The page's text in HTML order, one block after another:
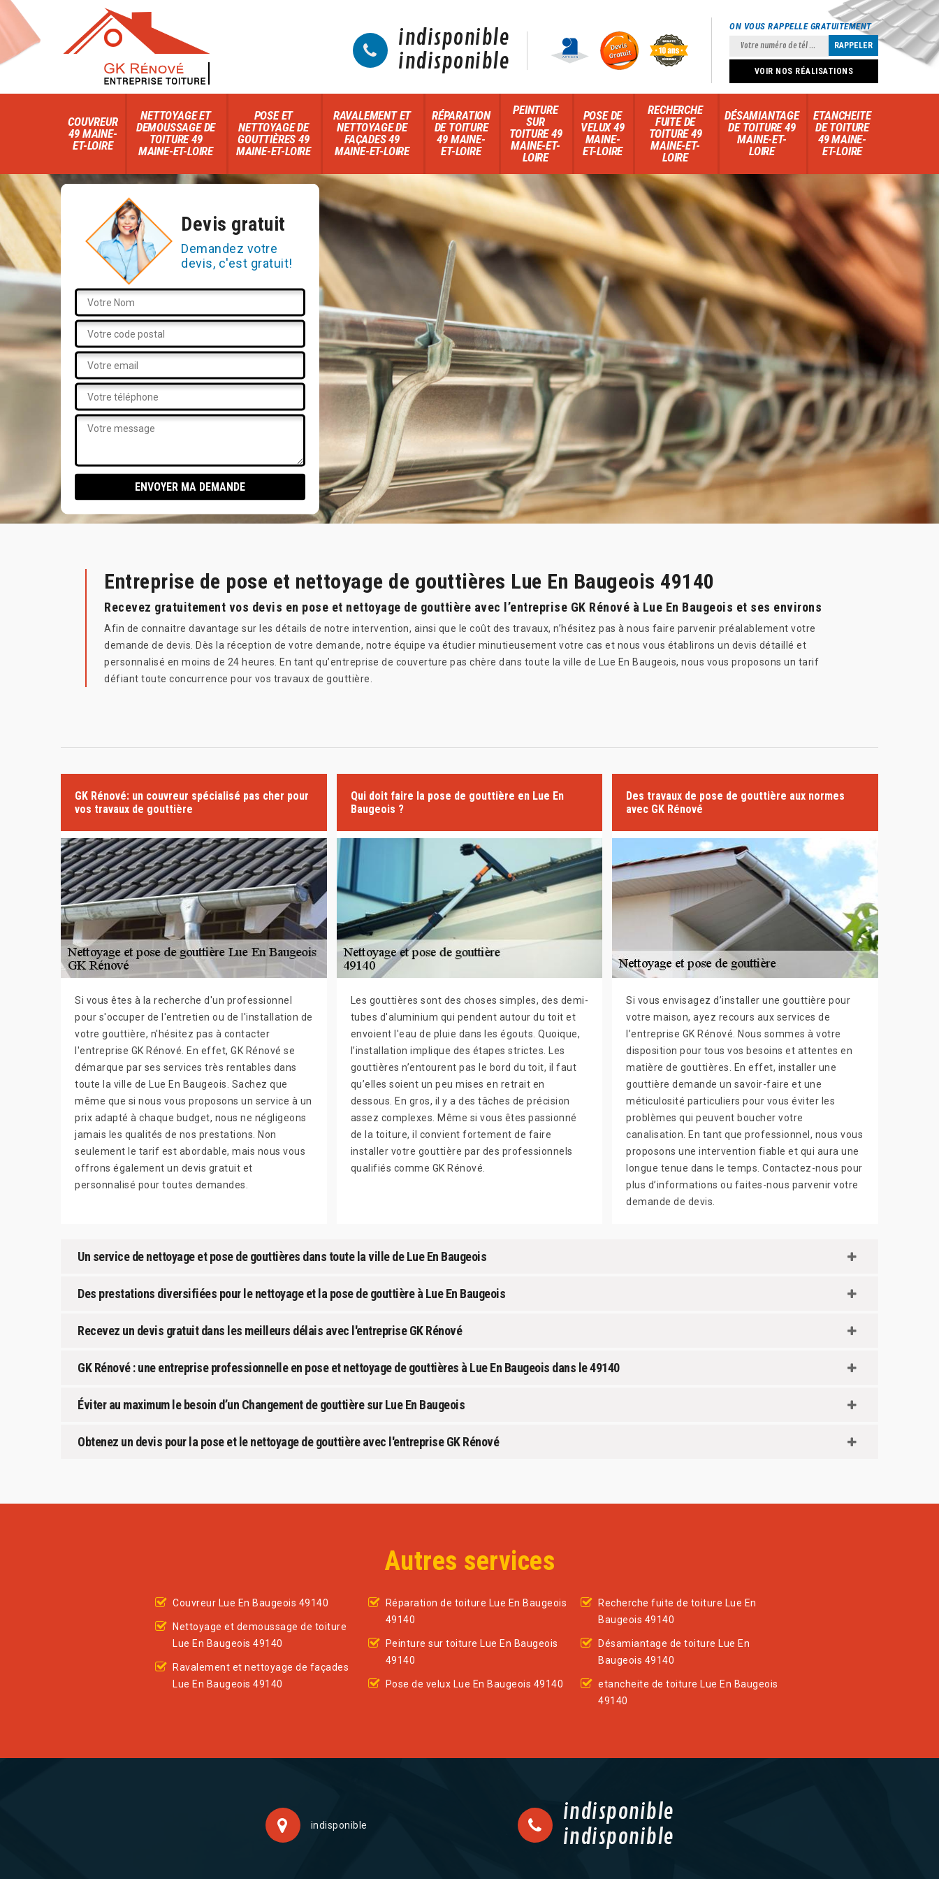
indisponible
indisponible
ON VOUS RAPPELLE GRATUITEMENT
VOIR NOS RÉALISATIONS
COUVREUR
49 MAINE-
ET-LOIRE
NETTOYAGE ET
DEMOUSSAGE DE
TOITURE 49
MAINE-ET-LOIRE
POSE ET
NETTOYAGE DE
GOUTTIÈRES 49
MAINE-ET-LOIRE
RAVALEMENT ET
NETTOYAGE DE
FAÇADES 49
MAINE-ET-LOIRE
RÉPARATION
DE TOITURE
49 MAINE-
ET-LOIRE
PEINTURE
SUR
TOITURE 49
MAINE-ET-
LOIRE
POSE DE
VELUX 49
MAINE-
ET-LOIRE
RECHERCHE
FUITE DE
TOITURE 49
MAINE-ET-
LOIRE
DÉSAMIANTAGE
DE TOITURE 49
MAINE-ET-
LOIRE
ETANCHEITE
DE TOITURE
49 MAINE-
ET-LOIRE
Devis gratuit
Demandez votre
devis, c'est gratuit!
Entreprise de pose et nettoyage de gouttières Lue En Baugeois 49140
Recevez gratuitement vos devis en pose et nettoyage de gouttière avec l’entreprise GK Rénové à Lue En Baugeois et ses environs
Afin de connaitre davantage sur les détails de notre intervention, ainsi que le coût des travaux, n’hésitez pas à nous faire parvenir préalablement votre
demande de devis. Dès la réception de votre demande, notre équipe va étudier minutieusement votre cas et nous vous établirons un devis détaillé et
personnalisé en moins de 24 heures. En tant qu’entreprise de couverture pas chère dans toute la ville de Lue En Baugeois, nous vous proposons un tarif
défiant toute concurrence pour vos travaux de gouttière.
GK Rénové: un couvreur spécialisé pas cher pour
vos travaux de gouttière
Si vous êtes à la recherche d'un professionnel
pour s'occuper de l'entretien ou de l'installation de
votre gouttière, n'hésitez pas à contacter
l'entreprise GK Rénové. En effet, GK Rénové se
démarque par ses services très rentables dans
toute la ville de Lue En Baugeois. Sachez que
même que si nous vous proposons un service à un
prix adapté à chaque budget, nous ne négligeons
jamais les qualités de nos prestations. Non
seulement le tarif est abordable, mais nous vous
offrons également un devis gratuit et
personnalisé pour toutes demandes.
Qui doit faire la pose de gouttière en Lue En
Baugeois ?
Les gouttières sont des choses simples, des demi-
tubes d'aluminium qui pendent autour du toit et
envoient l'eau de pluie dans les égouts. Quoique,
l’installation implique des étapes strictes. Les
gouttières n’entourent pas le bord du toit, il faut
qu’elles soient un peu mises en retrait en
dessous. En gros, il y a des tâches de précision
assez complexes. Même si vous êtes passionné
de la toiture, il convient fortement de faire
installer votre gouttière par des professionnels
qualifiés comme GK Rénové.
Des travaux de pose de gouttière aux normes
avec GK Rénové
Si vous envisagez d’installer une gouttière pour
votre maison, ayez recours aux services de
l’entreprise GK Rénové. Nous sommes à votre
disposition pour tous vos besoins et attentes en
matière de gouttières. En effet, installer une
gouttière demande un savoir-faire et une
méticulosité particuliers pour vous éviter les
problèmes qui peuvent boucher votre
canalisation. En tant que professionnel, nous vous
proposons une intervention fiable et qui aura une
longue tenue dans le temps. Contactez-nous pour
plus d’informations ou faites-nous parvenir votre
demande de devis.
Un service de nettoyage et pose de gouttières dans toute la ville de Lue En Baugeois
Des prestations diversifiées pour le nettoyage et la pose de gouttière à Lue En Baugeois
Recevez un devis gratuit dans les meilleurs délais avec l'entreprise GK Rénové
GK Rénové : une entreprise professionnelle en pose et nettoyage de gouttières à Lue En Baugeois dans le 49140
Éviter au maximum le besoin d’un Changement de gouttière sur Lue En Baugeois
Obtenez un devis pour la pose et le nettoyage de gouttière avec l'entreprise GK Rénové
Autres services
Couvreur Lue En Baugeois 49140
Nettoyage et demoussage de toiture
Lue En Baugeois 49140
Ravalement et nettoyage de façades
Lue En Baugeois 49140
Réparation de toiture Lue En Baugeois
49140
Peinture sur toiture Lue En Baugeois
49140
Pose de velux Lue En Baugeois 49140
Recherche fuite de toiture Lue En
Baugeois 49140
Désamiantage de toiture Lue En
Baugeois 49140
etancheite de toiture Lue En Baugeois
49140
indisponible
indisponible
indisponible